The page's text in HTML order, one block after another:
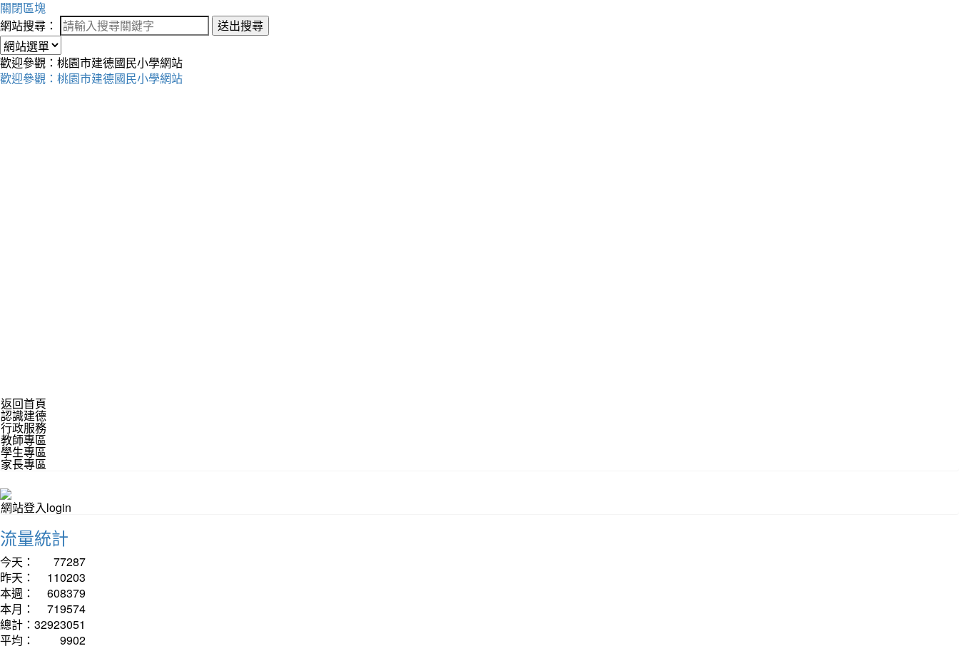
關閉區塊
網站搜尋：
送出搜尋
歡迎參觀：桃園市建德國民小學網站
歡迎參觀：桃園市建德國民小學網站
返回首頁
認識建德
行政服務
教師專區
學生專區
家長專區
網站登入login
流量統計
今天：
77287
昨天：
110203
本週：
608379
本月：
719574
總計： 32923051
平均：
9902